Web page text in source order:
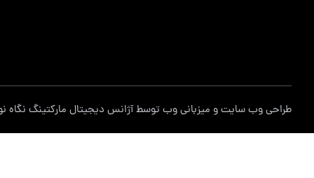
طراحی وب سایتو میزبانی وبتوسطآژانس دیجیتال مارکتینگ نگاه